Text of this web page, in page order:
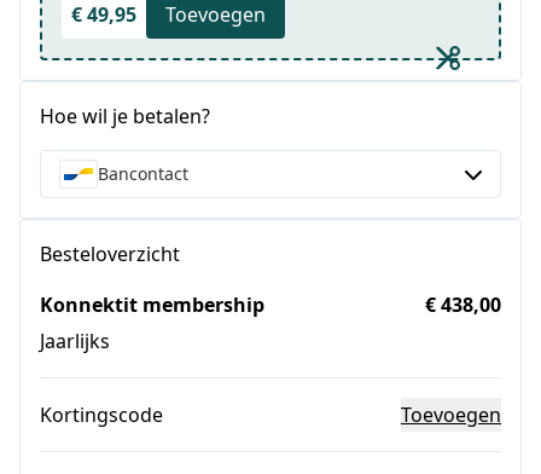
€ 49,95
Toevoegen
Hoe wil je betalen?
Bancontact
Besteloverzicht
Konnektit membership
Jaarlijks
€ 438,00
Kortingscode Toevoegen